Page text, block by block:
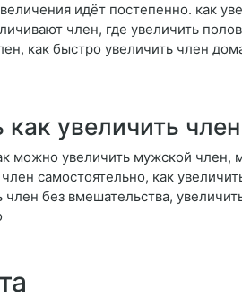
идёт постепенно. как
член, где увеличить
как быстро увеличить член
как увеличить
можно увеличить мужской член,
самостоятельно, как
без вмешательства,